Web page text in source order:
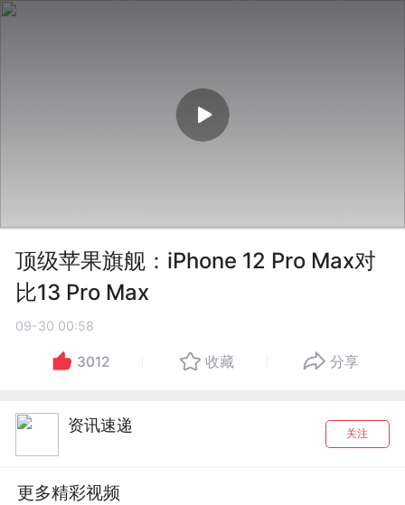
顶级苹果旗舰：iPhone 12 Pro Max对
比13 Pro Max
09-30 00:58
3012 收藏 分享
资讯速递 关注
更多精彩视频